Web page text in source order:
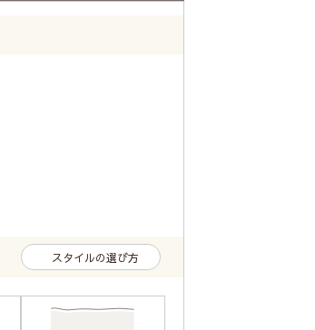
スタイルの選び方